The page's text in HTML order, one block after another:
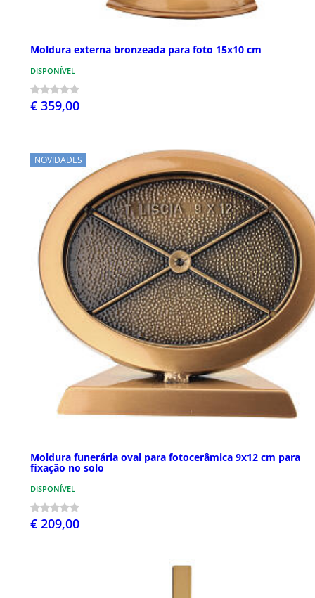
Moldura externa bronzeada para foto 15x10 cm
DISPONÍVEL
€ 359,00
NOVIDADES
Moldura funerária oval para fotocerâmica 9x12 cm para
fixação no solo
DISPONÍVEL
€ 209,00